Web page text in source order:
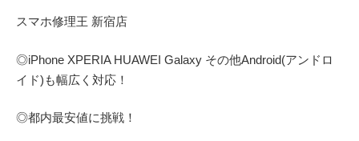
スマホ修理王 新宿店
◎iPhone XPERIA HUAWEI Galaxy その他Android(アンドロ
イド) も幅広く対応！
◎都内最安値に挑戦！